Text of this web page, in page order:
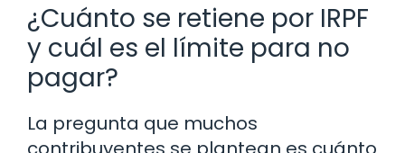
¿Cuánto se retiene por IRPF
y cuál es el límite para no
pagar?
La pregunta que muchos